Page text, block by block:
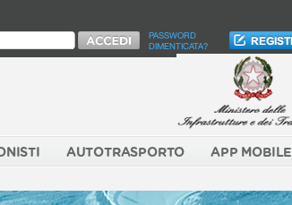
PASSWORD
DIMENTICATA?
AUTOTRASPORTO APP MOBILE